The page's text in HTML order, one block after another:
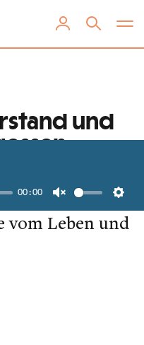
00:00
Unmute
und
Helga
und weise
vom Leben und